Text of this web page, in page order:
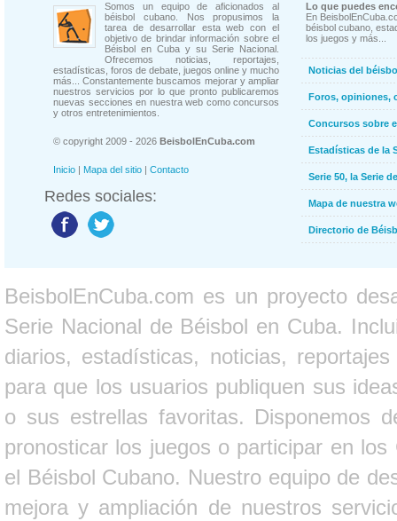
Somos un equipo de aficionados al
béisbol cubano. Nos propusimos la
tarea de desarrollar esta web con el
objetivo de brindar información sobre el
Béisbol en Cuba y su Serie Nacional.
Ofrecemos noticias, reportajes,
estadísticas, foros de debate, juegos online y mucho
más... Constantemente buscamos mejorar y ampliar
nuestros servicios por lo que pronto publicaremos
nuevas secciones en nuestra web como concursos
y otros entretenimientos.
© copyright 2009 - 2026 BeisbolEnCuba.com
Inicio | Mapa del sitio | Contacto
Redes sociales:
Lo que puedes
En
béisbol cubano,
los juegos y más...
Noticias del
Foros, opiniones,
Concursos sobre
Estadísticas de la
Serie 50, la Serie
Mapa de nuestra
Directorio de
BeisbolEnCuba.com es un proyecto
Serie Nacional de Béisbol en Cuba.
diarios, estadísticas, noticias,
para que los usuarios publiquen sus
o sus estrellas favoritas. Disponemos
pronosticar los juegos o participar en
el Béisbol Cubano. Nuestro equipo de
mejora y ampliación de nuestros